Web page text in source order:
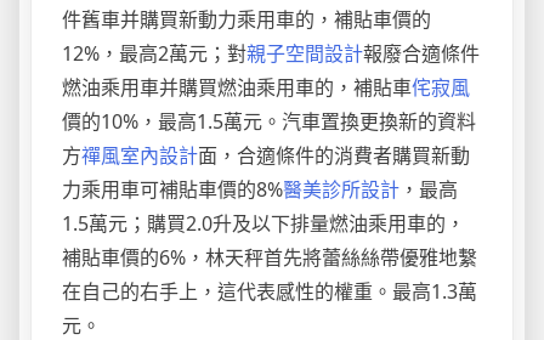
件舊車并購買新動力乘用車的，補貼車價的
12%，最高2萬元；對親子空間設計報廢合適條件
燃油乘用車并購買燃油乘用車的，補貼車侘寂風
價的10%，最高1.5萬元。汽車置換更換新的資料
方禪風室內設計面，合適條件的消費者購買新動
力乘用車可補貼車價的8%醫美診所設計 ，最高
1.5萬元；購買2.0升及以下排量燃油乘用車的，
補貼車價的6%，林天秤首先將蕾絲絲帶優雅地繫
在自己的右手上，這代表感性的權重。最高1.3萬
元。